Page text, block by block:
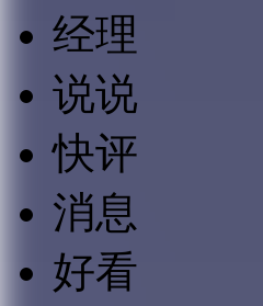
经理
说说
快评
消息
好看